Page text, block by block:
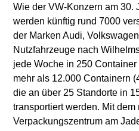
Wie der VW-Konzern am 30.
werden künftig rund 7000
der Marken Audi,
Nutzfahrzeuge nach
jede Woche in 250
mehr als 12.000 Containern
die an über 25 Standorte in
transportiert werden. Mit dem
Verpackungszentrum am